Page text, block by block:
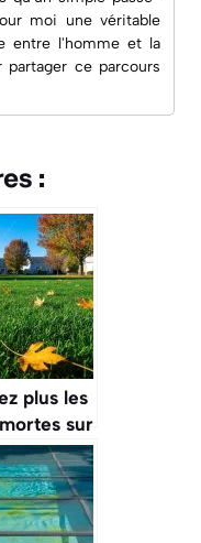
moi une véritable
entre l'homme et la
ce parcours
:
plus les
sur
erreur
votre